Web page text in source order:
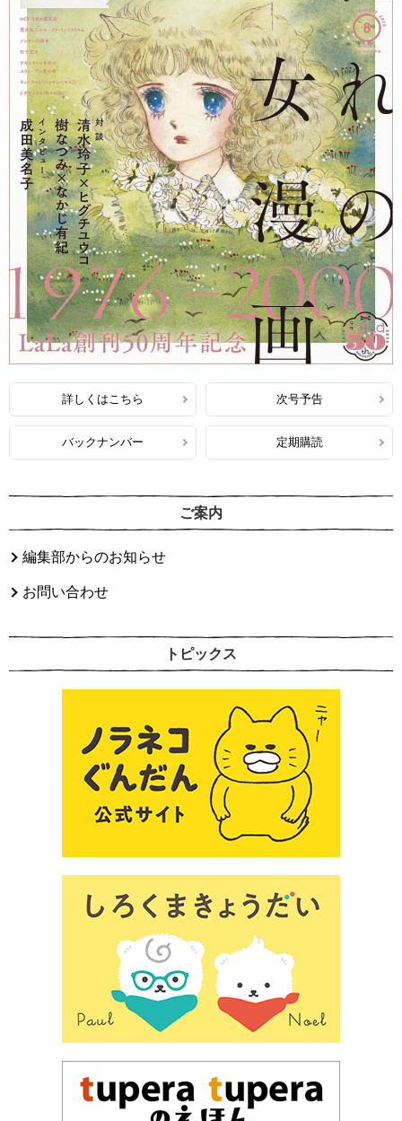
詳しくはこちら 次号予告
バックナンバー 定期購読
ご案内
編集部からのお知らせ
お問い合わせ
トピックス